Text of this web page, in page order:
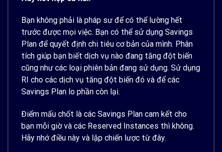
Bạn không phải là pháp sư để có thể lường hết
trước được mọi việc. Bạn có thể sử dụng Savings
Plan để quyết định chi tiêu cơ bản của mình. Phân
tích giúp bạn biết dịch vụ nào đang tăng đột biến
cũng như các loại phiên bản đang sử dụng. Sử dụng
RI cho các dịch vụ tăng đột biến đó và để các
Savings Plan lo phần còn lại.
Điểm mấu chốt là các Savings Plan cam kết cho
bạn mỗi giờ và các Reserved Instances thì không.
Hãy nhớ điều này và lập chiến lược từ đây.